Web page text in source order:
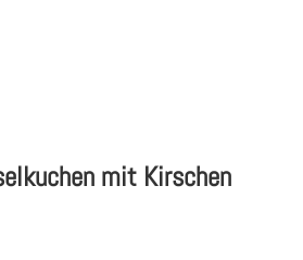
mit Kirschen